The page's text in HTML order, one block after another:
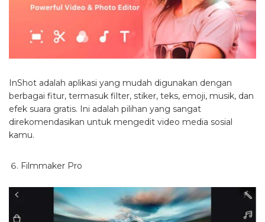
InShot adalah aplikasi yang mudah digunakan dengan
berbagai fitur, termasuk filter, stiker, teks, emoji, musik, dan
efek suara gratis. Ini adalah pilihan yang sangat
direkomendasikan untuk mengedit video media sosial
kamu.
Filmmaker Pro